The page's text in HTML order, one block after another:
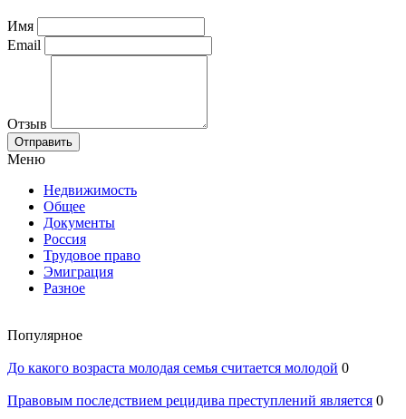
Имя
Email
Отзыв
Отправить
Меню
Недвижимость
Общее
Документы
Россия
Трудовое право
Эмиграция
Разное
Популярное
До какого возраста молодая семья считается молодой 0
Правовым последствием рецидива преступлений является 0